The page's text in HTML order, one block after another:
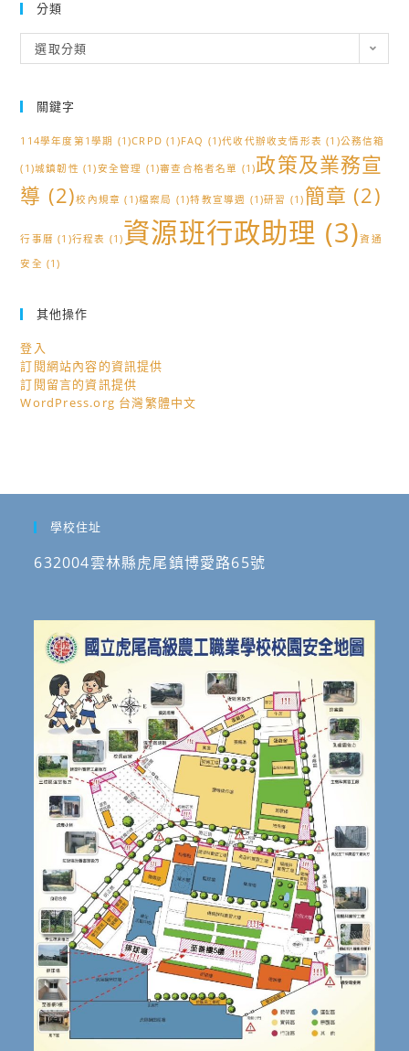
分類
類
選取分類
關鍵字
114學年度第1學期 (1)CRPD (1)FAQ (1)代收代辦收支情形表 (1)公務信箱
(1)城鎮韌性 (1)安全管理 (1)審查合格者名單 (1)政策及業務宣
導 (2)校內規章 (1)檔案局 (1)特教宣導週 (1)研習 (1) 簡章 (2)
行事曆 (1)行程表 (1)資源班行政助理 (3)資通
安全 (1)
其他操作
登入
訂閱網站內容的資訊提供
訂閱留言的資訊提供
WordPress.org 台灣繁體中文
學校住址
632004雲林縣虎尾鎮博愛路65號